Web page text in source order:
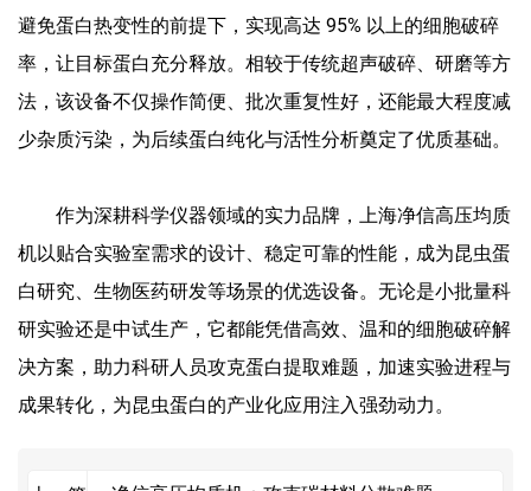
避免蛋白热变性的前提下，实现高达 95% 以上的细胞破碎
率，让目标蛋白充分释放。相较于传统超声破碎、研磨等方
法，该设备不仅操作简便、批次重复性好，还能最大程度减
少杂质污染，为后续蛋白纯化与活性分析奠定了优质基础。
作为深耕科学仪器领域的实力品牌，上海净信高压均质
机以贴合实验室需求的设计、稳定可靠的性能，成为昆虫蛋
白研究、生物医药研发等场景的优选设备。无论是小批量科
研实验还是中试生产，它都能凭借高效、温和的细胞破碎解
决方案，助力科研人员攻克蛋白提取难题，加速实验进程与
成果转化，为昆虫蛋白的产业化应用注入强劲动力。